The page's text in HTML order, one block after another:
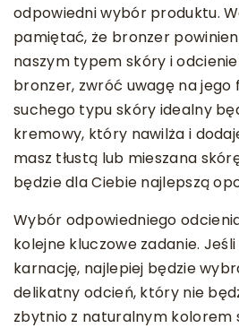
odpowiedni wybór produktu.
pamiętać, że bronzer
naszym typem skóry i
bronzer, zwróć uwagę na jego
suchego typu skóry idealny
kremowy, który nawilża i
masz tłustą lub mieszana
będzie dla Ciebie najlepszą
Wybór odpowiedniego
kolejne kluczowe zadanie.
karnację, najlepiej będzie
delikatny odcień, który nie
zbytnio z naturalnym kolorem